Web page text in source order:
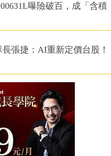
曝險破百，成「含積
張捷：AI重新定價台股！